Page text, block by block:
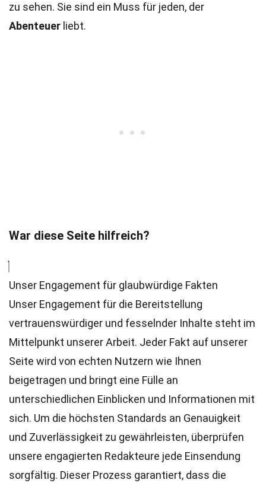
zu sehen. Sie sind ein Muss für jeden, der
Abenteuer liebt.
War diese Seite hilfreich?
Unser Engagement für glaubwürdige Fakten
Unser Engagement für die Bereitstellung
vertrauenswürdiger und fesselnder Inhalte steht im
Mittelpunkt unserer Arbeit. Jeder Fakt auf unserer
Seite wird von echten Nutzern wie Ihnen
beigetragen und bringt eine Fülle an
unterschiedlichen Einblicken und Informationen mit
sich. Um die höchsten Standards an Genauigkeit
und Zuverlässigkeit zu gewährleisten, überprüfen
unsere engagierten Redakteure jede Einsendung
sorgfältig. Dieser Prozess garantiert, dass die